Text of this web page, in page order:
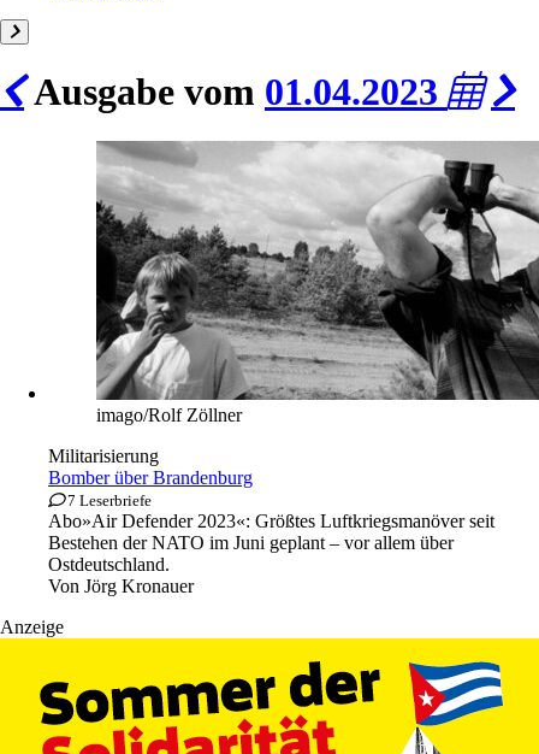
Ausgabe vom 01.04.2023
imago/Rolf Zöllner
Militarisierung
Bomber über Brandenburg
7 Leserbriefe
Abo»Air Defender 2023«: Größtes Luftkriegsmanöver seit
Bestehen der NATO im Juni geplant – vor allem über
Ostdeutschland.
Von Jörg Kronauer
Anzeige